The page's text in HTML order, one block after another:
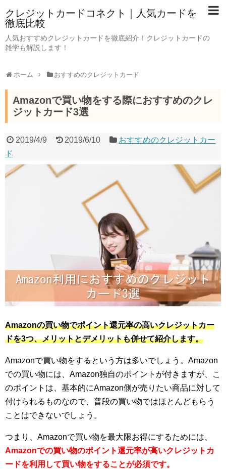
クレジットカードコネクト｜人気カードを
徹底比較
人気おすすめクレジットカードを徹底紹介！クレジットカードの
雑学も解説します！
ホーム おすすめのクレジットカード
Amazonで買い物をする際におすすめのクレ
ジットカード3選
2019/4/9 2019/6/10
おすすめのクレジットカー
ド
Amazonの買い物でポイント還元率の高いクレジットカー
ドを3つ、メリットとデメリットも併せて紹介します。
Amazonで買い物をするという方は多いでしょう。Amazon
での買い物には、Amazon独自のポイントが付きますが、こ
のポイントは、基本的にAmazon側が売りたい商品に対して
付けられるものなので、普段の買い物ではほとんどもらう
ことはできないでしょう。
つまり、Amazonで買い物を最大限お得にするためには、
Amazonでの買い物のポイント還元率が高いクレジットカ
ードを利用して買い物をすることが必須です。